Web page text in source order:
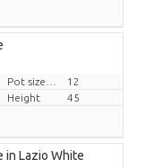
12
Height
45
in Lazio White